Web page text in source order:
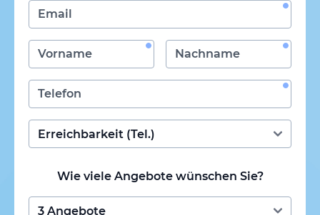
Wie viele Angebote wünschen Sie?